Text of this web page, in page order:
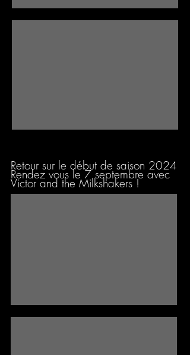
Retour sur le début de saison 2024
Rendez vous le 7 septembre avec
Victor and the Milkshakers !